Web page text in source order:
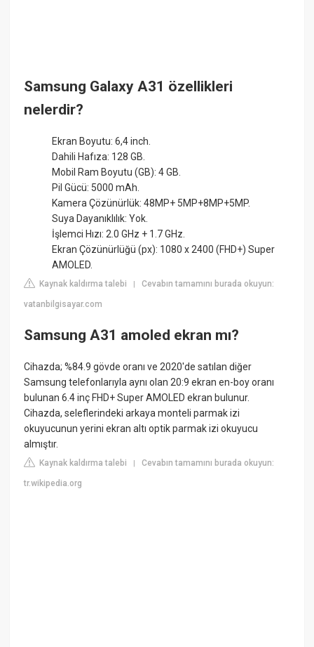
Samsung Galaxy A31 özellikleri
nelerdir?
Ekran Boyutu: 6,4 inch.
Dahili Hafıza: 128 GB.
Mobil Ram Boyutu (GB): 4 GB.
Pil Gücü: 5000 mAh.
Kamera Çözünürlük: 48MP+ 5MP+8MP+5MP.
Suya Dayanıklılık: Yok.
İşlemci Hızı: 2.0 GHz + 1.7 GHz.
Ekran Çözünürlüğü (px): 1080 x 2400 (FHD+) Super
AMOLED.
Kaynak kaldırma talebi |Cevabın tamamını burada okuyun:
vatanbilgisayar.com
Samsung A31 amoled ekran mı?
Cihazda; %84.9 gövde oranı ve 2020'de satılan diğer
Samsung telefonlarıyla aynı olan 20:9 ekran en-boy oranı
bulunan 6.4 inç FHD+ Super AMOLED ekran bulunur.
Cihazda, seleflerindeki arkaya monteli parmak izi
okuyucunun yerini ekran altı optik parmak izi okuyucu
almıştır.
Kaynak kaldırma talebi |Cevabın tamamını burada okuyun:
tr.wikipedia.org